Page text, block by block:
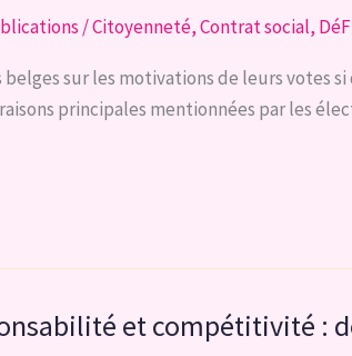
/Citoyenneté,Contrat social,
sur les motivations de leurs votes
principales mentionnées par les
et compétitivité :